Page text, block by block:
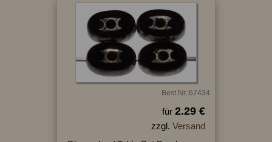
Best.Nr.:67434
für 2.29 €
zzgl. Versand